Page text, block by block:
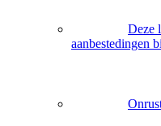
Deze
aanbestedingen